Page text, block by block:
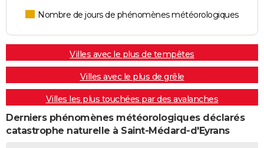
Nombre de jours de phénomènes météorologiques
Villes avec le plus de tempêtes
Villes avec le plus de grêle
Villes les plus touchées par des avalanches
Derniers phénomènes météorologiques déclarés
catastrophe naturelle à Saint-Médard-d'Eyrans